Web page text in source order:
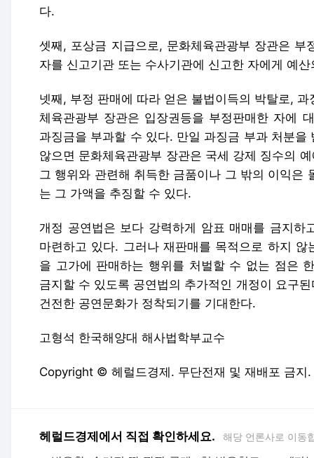
다.
셋째, 포상금 지급으로, 문화체육관광부 장관은
자를 신고기관 또는 수사기관에 신고한 자에게 예
넷째, 부정 판매에 따라 얻은 불법이득의 박탈로,
체육관광부 장관은 입장권등을 부정판매한 자에
과징금을 부과할 수 있다. 만일 과징금 부과 처분
않으면 문화체육관광부 장관은 국세 강제 징수의
그 행위와 관련해 취득한 금품이나 그 밖의 이익은
는 그 가액을 추징할 수 있다.
개정 공연법은 보다 강력하게 암표 매매를 금지
마련하고 있다. 그러나 재판매를 목적으로 하지
을 고가에 판매하는 행위를 처벌할 수 없는 점은
금지할 수 있도록 공연법의 추가적인 개정이 요구
건전한 공연문화가 정착되기를 기대한다.
고형석 한국해양대 해사법학부교수
Copyright © 헤럴드경제. 무단전재 및 재배포 금지.
헤럴드경제에서 직접 확인하세요. 해당 언론사로 이동